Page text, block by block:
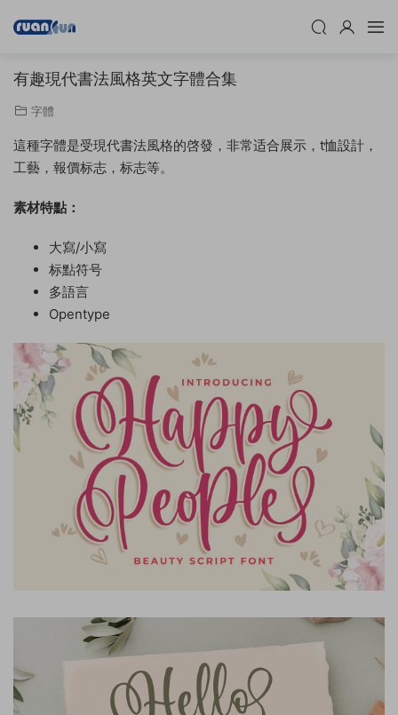
有趣現代書法風格英文字體合集
字體
這種字體是受現代書法風格的啓發，非常适合展示，t恤設計，
工藝，報價标志，标志等。
素材特點：
大寫/小寫
标點符号
多語言
Opentype